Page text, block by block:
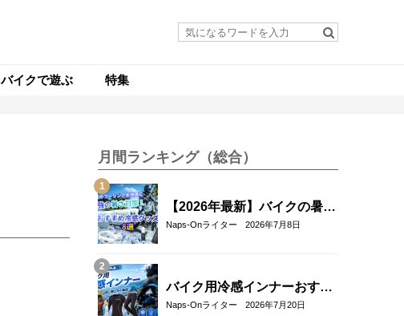
バイクで遊ぶ 特集
月間ランキング（総合）
【2026年最新】バイクの暑さ
対策・冷感グッズおすすめ8
Naps-Onライター 2026年7月8日
バイク用冷感インナーおすす
め22選！夏のツーリングを快
Naps-Onライター 2026年7月20日